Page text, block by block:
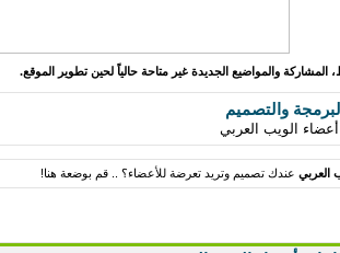
المشاركة والمواضيع الجديدة غير متاحة حالياً لحين تطوير الموقع.
والتصميم
الويب العربي
العربي عندك تصميم وتريد تعرضة للأعضاء؟ .. قم بوضعة هنا!